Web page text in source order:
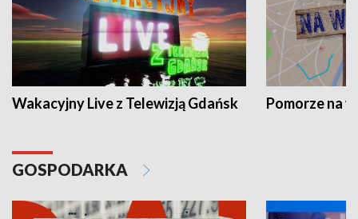
Wakacyjny Live z Telewizją Gdańsk Pomorze na
GOSPODARKA